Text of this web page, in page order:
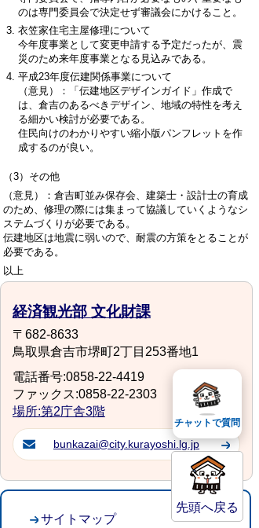
のは専門委員会で決定せず審議会にかけること。
衣笠家住宅主屋修理について
今年度事業として変更申請する予定だったが、震
災のため来年度事業となる見込みである。
平成23年度伝建関係事業について
（意見）：「伝建地区デザインガイド」作成で
は、倉吉のあるべきデザイン、地域の特性を考え
る細かい検討が必要である。
住民向けのわかりやすい縮小版パンフレットを作
成するのが良い。
（3）その他
（意見）：倉吉町並み保存会、建築士・設計士の育成
のため、修理の際には集まって協議していくようなシ
ステムづくりが必要である。
伝建地区は地震に弱いので、耐震の方策をとることが
必要である。
以上
経済観光部 文化財課
〒682-8633
鳥取県倉吉市堺町2丁目253番地1
電話番号:0858-22-4419
ファックス:0858-22-2303
場所:第2庁舎3階
bunkazai@city.kurayoshi.lg.jp
先頭へ戻る
サイトマップ
チャットで質問